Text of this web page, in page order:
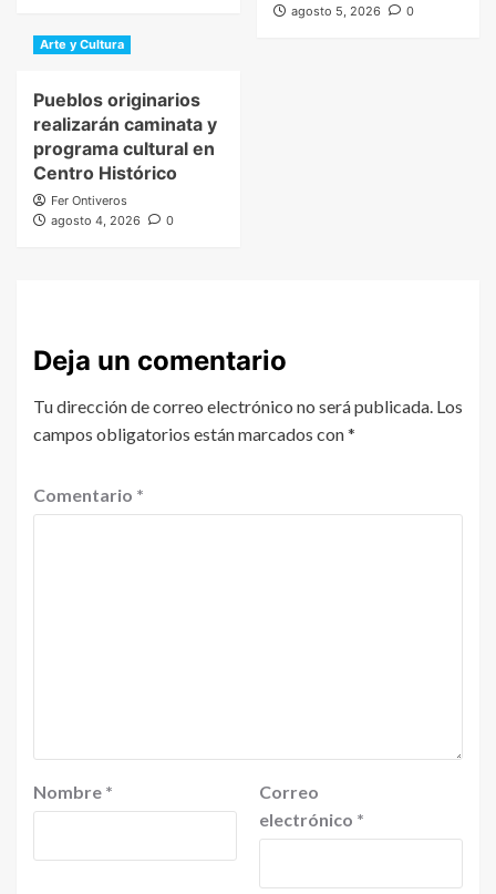
agosto 5, 2026
0
Arte y Cultura
Pueblos originarios
realizarán caminata y
programa cultural en
Centro Histórico
Fer Ontiveros
agosto 4, 2026
0
Deja un comentario
Tu dirección de correo electrónico no será publicada. Los
campos obligatorios están marcados con*
Comentario *
Nombre *
Correo
electrónico *